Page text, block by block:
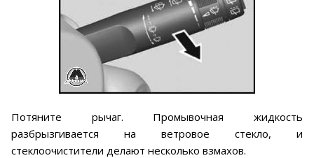
Потяните рычаг. Промывочная жидкость
разбрызгивается на ветровое стекло, и
стеклоочистители делают несколько взмахов.